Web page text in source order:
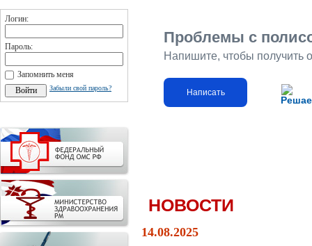
Логин:
Пароль:
Запомнить меня
Забыли свой пароль?
Проблемы с
Напишите, чтобы получить
Написать
НОВОСТИ
14.08.2025